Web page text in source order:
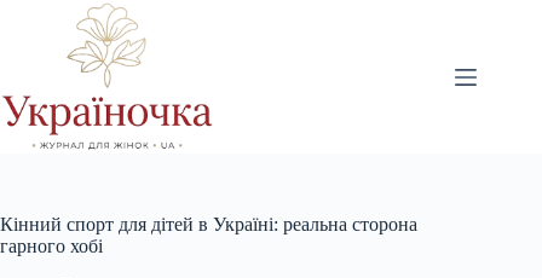
Кінний спорт для дітей в Україні: реальна сторона
гарного хобі